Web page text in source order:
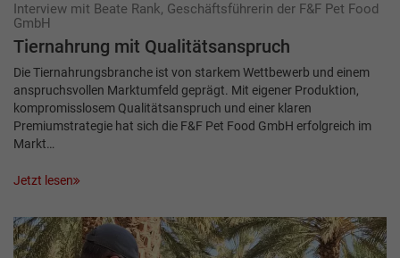
Interview mit Beate Rank, Geschäftsführerin der F&F Pet Food
GmbH
Tiernahrung mit Qualitätsanspruch
Die Tiernahrungsbranche ist von starkem Wettbewerb und einem
anspruchsvollen Markt­umfeld geprägt. Mit eigener Produktion,
kompromisslosem Qualitätsanspruch und einer klaren
Premiumstrategie hat sich die F&F Pet Food GmbH erfolgreich im
Markt…
Jetzt lesen